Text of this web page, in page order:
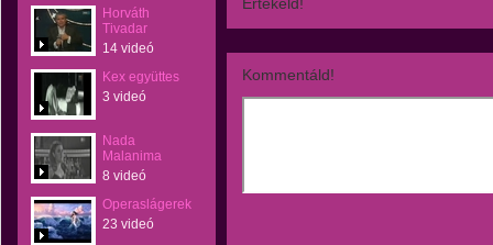
Horváth
Tivadar
14 videó
Kex együttes
3 videó
Nada
Malanima
8 videó
Operaslágerek
23 videó
Kommentáld!